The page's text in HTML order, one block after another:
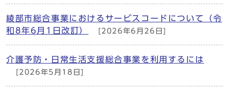
綾部市総合事業におけるサービスコードについて（令
和8年6月1日改訂）
[2026年6月26日]
介護予防・日常生活支援総合事業を利用するには
[2026年5月18日]